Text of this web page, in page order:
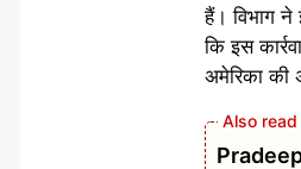
हैं। विभाग
कि इस
अमेरिका की
Pradeep